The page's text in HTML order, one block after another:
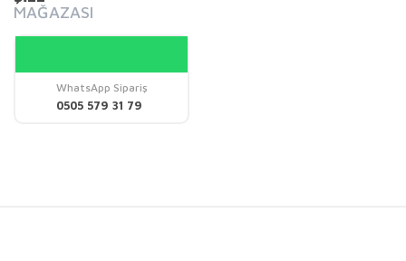
MAĞAZASI
WhatsApp Sipariş
0505 579 31 79